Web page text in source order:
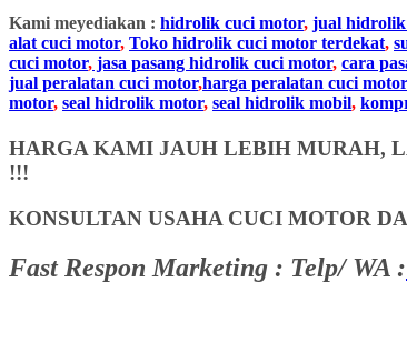
Kami meyediakan : hidrolik cuci motor, jual hidrolik
alat cuci motor, Toko hidrolik cuci motor terdekat,
cuci motor, jasa pasang hidrolik cuci motor, cara
jual peralatan cuci motor,harga peralatan cuci motor
motor, seal hidrolik motor, seal hidrolik mobil,
HARGA KAMI JAUH LEBIH MURAH,
!!!
KONSULTAN USAHA CUCI MOTOR
Fast Respon Marketing : Telp/ WA :